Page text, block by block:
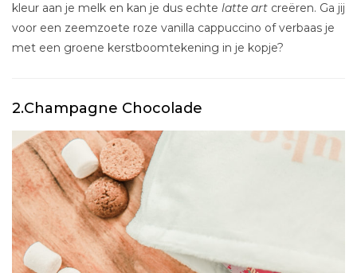
kleur aan je melk en kan je dus echte latte art creëren. Ga jij
voor een zeemzoete roze vanilla cappuccino of verbaas je
met een groene kerstboomtekening in je kopje?
2.Champagne Chocolade